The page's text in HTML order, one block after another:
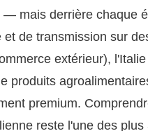
— mais derrière chaque
et de transmission sur
extérieur),
produits
premium.
reste l'une des